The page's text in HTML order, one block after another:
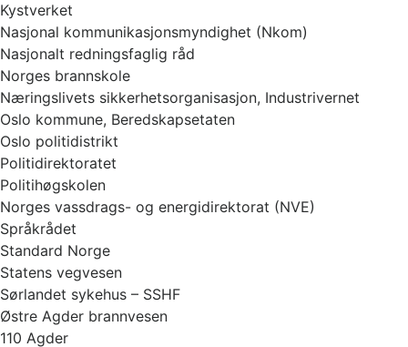
Kystverket
Nasjonal kommunikasjonsmyndighet (Nkom)
Nasjonalt redningsfaglig råd
Norges brannskole
Næringslivets sikkerhetsorganisasjon, Industrivernet
Oslo kommune, Beredskapsetaten
Oslo politidistrikt
Politidirektoratet
Politihøgskolen
Norges vassdrags- og energidirektorat (NVE)
Språkrådet
Standard Norge
Statens vegvesen
Sørlandet sykehus – SSHF
Østre Agder brannvesen
110 Agder